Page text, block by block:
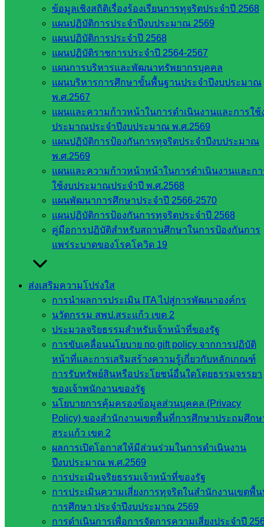
ข้อมูลเชิงสถิติเรื่องร้องเรียนการทุจริตประจำปี 2568
แผนปฏิบัติการประจำปีงบประมาณ 2569
แผนปฏิบัติการประจำปี 2568
แผนปฏิบัติราชการประจำปี 2564-2567
แผนการบริหารและพัฒนาทรัพยากรบุคคล
แผนบริหารการศึกษาขั้นพื้นฐานประจำปีงบประมาณ
พ.ศ.2567
แผนและความก้าวหน้าในการดำเนินงานและการใช้
ประมาณประจำปีงบประมาณ พ.ศ.2569
แผนปฏิบัติการป้องกันการทุจริตประจำปีงบประมาณ
พ.ศ.2569
แผนและความก้าวหน้าหน้าในการดำเนินงานและก
ใช้งบประมาณประจำปี พ.ศ.2568
แผนพัฒนาการศึกษาประจำปี 2566-2570
แผนปฏิบัติการป้องกันการทุจริตประจำปี 2568
คู่มือการปฏิบัติสำหรับสถานศึกษาในการป้องกันการ
แพร่ระบาดของโรคโควิด 19
ส่งเสริมความโปร่งใส
การนำผลการประเมิน ITA ไปสู่การพัฒนาองค์กร
นวัตกรรม สพป.สระแก้ว เขต 2
ประมวลจริยธรรมสำหรับเจ้าหน้าที่ของรัฐ
การขับเคลื่อนนโยบาย no gift policy จากการปฏิบัติ
หน้าที่และการเสริมสร้างความรู้เกี่ยวกับหลักเกณฑ์
การรับทรัพย์สินหรือประโยชน์อื่นใดโดยธรรมจรรยา
ของเจ้าพนักงานของรัฐ
นโยบายการคุ้มครองข้อมูลส่วนบุคคล (Privacy
Policy) ของสำนักงานเขตพื้นที่การศึกษาประถมศึกษ
สระแก้ว เขต 2
ผลการเปิดโอกาสให้มีส่วนร่วมในการดำเนินงาน
ปีงบประมาณ พ.ศ.2569
การประเมินจริยธรรมเจ้าหน้าที่ของรัฐ
การประเมินความเสี่ยงการทุจริตในสำนักงานเขตพื้
การศึกษา ประจำปีงบประมาณ 2569
การดำเนินการเพื่อการจัดการความเสี่ยงประจำปี
298
งานประชาสัมพันธ์ สพป.สก.2
หน่วยงาน
ที่เกี่ยวข้อง
กระทรวง
ศึกษาธิการ
การ
อุดมศึกษา
สำนักงาน
เลขาธิการ
สภาการ
สำนักงาน
กรรมการ
อาชีวศึกษา
สำนักงาน
กรรมการ
การศึกษา
ขั้นพื้น